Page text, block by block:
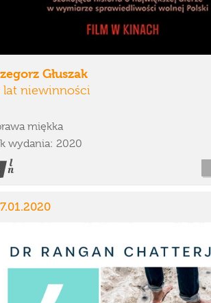
Głuszak
lat niewinności
miękka
wydania: 2020